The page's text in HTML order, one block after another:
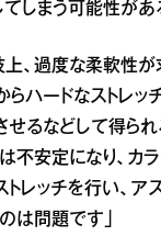
しまう可能性があ
上、過度な柔軟性
らハードなストレッ
せるなどして得ら
不安定になり、カ
トレッチを行い、ア
は問題です」